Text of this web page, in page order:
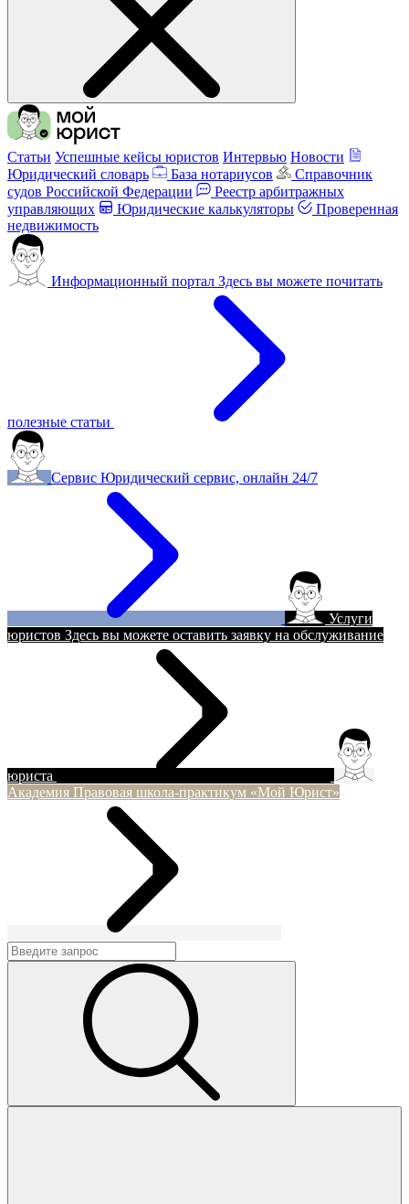
Статьи Успешные кейсы юристов Интервью Новости
Юридический словарь
База нотариусов
Справочник
судов Российской Федерации
Реестр арбитражных
управляющих
Юридические калькуляторы
Проверенная
недвижимость
Информационный портал Здесь вы можете почитать
полезные статьи
Сервис Юридический сервис, онлайн 24/7
Услуги
юристов Здесь вы можете оставить заявку на обслуживание
юриста
Академия Правовая школа-практикум «Мой Юрист»